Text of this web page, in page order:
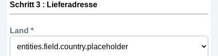
Schritt 3 : Lieferadresse
Land *